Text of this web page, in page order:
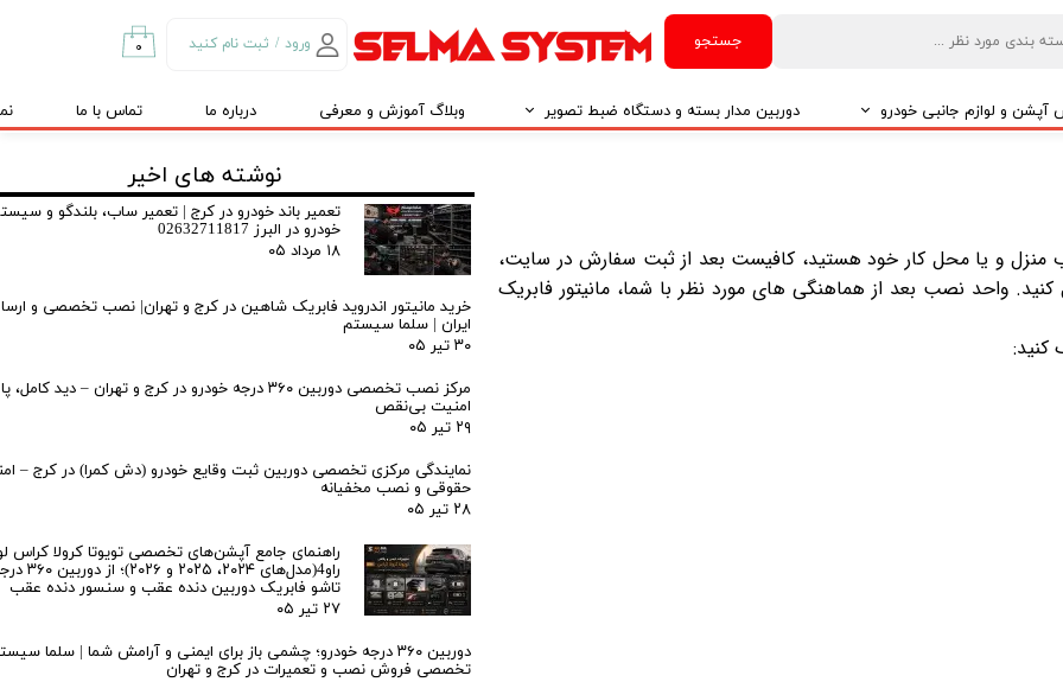
جستجو ورود / ثبت نام کنید
تغییر گذر واژه
سفارشات
خروج از حساب
کاربری
۰
و لوازم جانبی خودرو
و رابط چرخشی
دوربین مدار بسته و دستگاه ضبط تصویر وبلاگ آموزش و معرفی درباره ما تماس با ما
اندروید و نصب این مانیتور درب منزل و یا محل کار خود هستید، کافیست بعد از ثبت سفارش در سایت،
نظر خودتان را به واتساپ شماره پشتیبانی 09399922490 ارسال کنید. واحد نصب بعد از هماهنگی های مورد نظر با شما، مانیتور فابریک
نوشته های اخیر
تعمیر باند خودرو در کرج | تعمیر ساب، بلندگو و
خودرو در البرز 02632711817
۱۸ مرداد ۰۵
خرید مانیتور اندروید فابریک شاهین در کرج و تهران| نصب تخصصی و
ایران | سلما سیستم
۳۰ تیر ۰۵
مرکز نصب تخصصی دوربین ۳۶۰ درجه خودرو در کرج و تهران – دید
امنیت بی‌نقص
۲۹ تیر ۰۵
نمایندگی مرکزی تخصصی دوربین ثبت وقایع خودرو (دش کمرا) در کرج –
حقوقی و نصب مخفیانه
۲۸ تیر ۰۵
راهنمای جامع آپشن‌های تخصصی تویوتا کرولا کراس
راو4(مدل‌های
تاشو فابریک دوربین دنده عقب و سنسور دنده عقب
۲۷ تیر ۰۵
دوربین ۳۶۰ درجه خودرو؛ چشمی باز برای ایمنی و آرامش شما | سلما
تخصصی فروش نصب و تعمیرات در کرج و تهران